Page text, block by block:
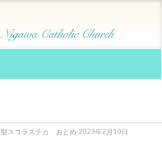
聖スコラスチカ おとめ 2023年2月10日